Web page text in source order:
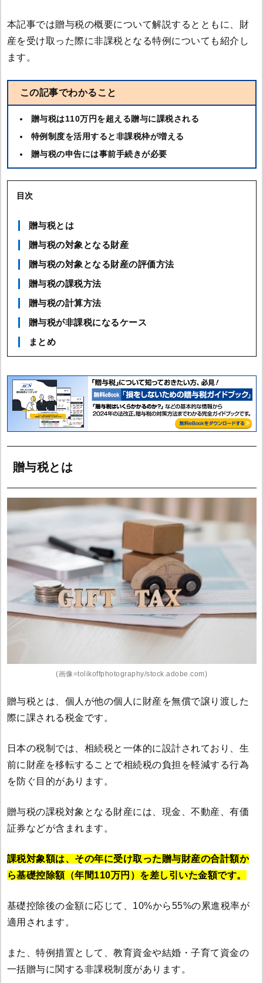
本記事では贈与税の概要について解説するとともに、財
産を受け取った際に非課税となる特例についても紹介し
ます。
この記事でわかること
贈与税は110万円を超える贈与に課税される
特例制度を活用すると非課税枠が増える
贈与税の申告には事前手続きが必要
目次
贈与税とは
贈与税の対象となる財産
贈与税の対象となる財産の評価方法
贈与税の課税方法
贈与税の計算方法
贈与税が非課税になるケース
まとめ
贈与税とは
(画像=tolikoffphotography/stock.adobe.com)
贈与税とは、個人が他の個人に財産を無償で譲り渡した
際に課される税金です。
日本の税制では、相続税と一体的に設計されており、生
前に財産を移転することで相続税の負担を軽減する行為
を防ぐ目的があります。
贈与税の課税対象となる財産には、現金、不動産、有価
証券などが含まれます。
課税対象額は、その年に受け取った贈与財産の合計額か
ら基礎控除額（年間110万円）を差し引いた金額です。
基礎控除後の金額に応じて、10%から55%の累進税率が
適用されます。
また、特例措置として、教育資金や結婚・子育て資金の
一括贈与に関する非課税制度があります。